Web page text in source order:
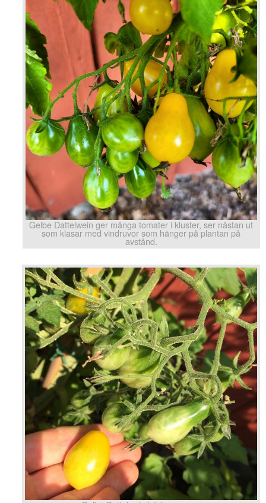
Gelbe Dattelwein ger många tomater i kluster, ser nästan ut
som klasar med vindruvor som hänger på plantan på
avstånd.